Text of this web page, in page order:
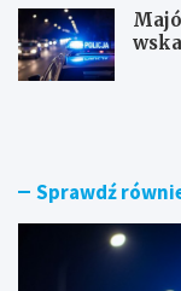
U
z
P
n Sprawdź